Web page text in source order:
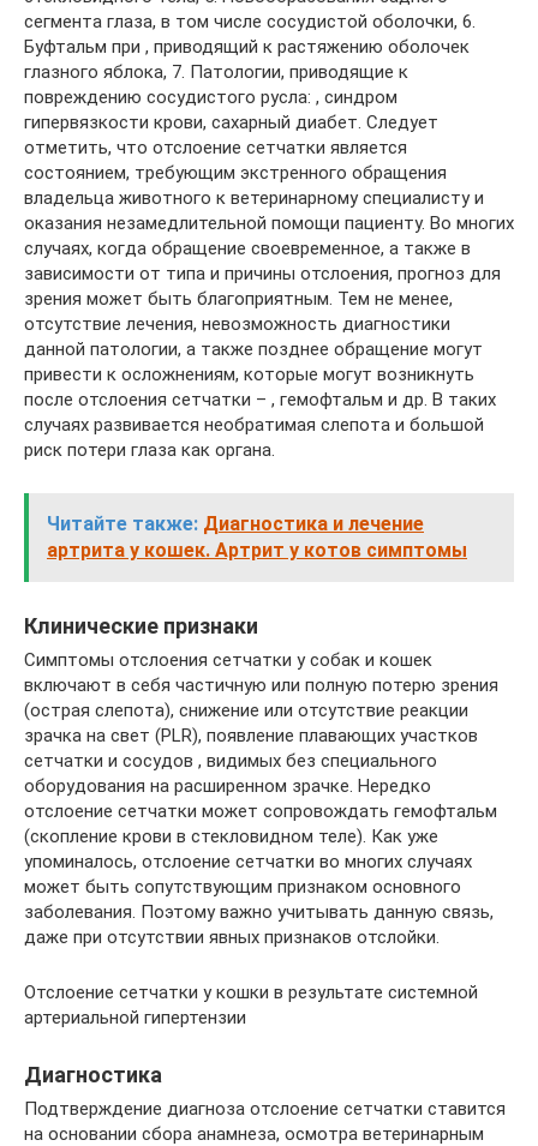
сегмента глаза, в том числе сосудистой оболочки, 6.
Буфтальм при , приводящий к растяжению оболочек
глазного яблока, 7. Патологии, приводящие к
повреждению сосудистого русла: , синдром
гипервязкости крови, сахарный диабет. Следует
отметить, что отслоение сетчатки является
состоянием, требующим экстренного обращения
владельца животного к ветеринарному специалисту и
оказания незамедлительной помощи пациенту. Во многих
случаях, когда обращение своевременное, а также в
зависимости от типа и причины отслоения, прогноз для
зрения может быть благоприятным. Тем не менее,
отсутствие лечения, невозможность диагностики
данной патологии, а также позднее обращение могут
привести к осложнениям, которые могут возникнуть
после отслоения сетчатки – , гемофтальм и др. В таких
случаях развивается необратимая слепота и большой
риск потери глаза как органа.
Читайте также: Диагностика и лечение
артрита у кошек. Артрит у котов симптомы
Клинические признаки
Симптомы отслоения сетчатки у собак и кошек
включают в себя частичную или полную потерю зрения
(острая слепота), снижение или отсутствие реакции
зрачка на свет (PLR), появление плавающих участков
сетчатки и сосудов , видимых без специального
оборудования на расширенном зрачке. Нередко
отслоение сетчатки может сопровождать гемофтальм
(скопление крови в стекловидном теле). Как уже
упоминалось, отслоение сетчатки во многих случаях
может быть сопутствующим признаком основного
заболевания. Поэтому важно учитывать данную связь,
даже при отсутствии явных признаков отслойки.
Отслоение сетчатки у кошки в результате системной
артериальной гипертензии
Диагностика
Подтверждение диагноза отслоение сетчатки ставится
на основании сбора анамнеза, осмотра ветеринарным